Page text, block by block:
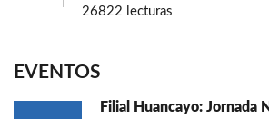
26822 lecturas
EVENTOS
Filial Huancayo: Jornada